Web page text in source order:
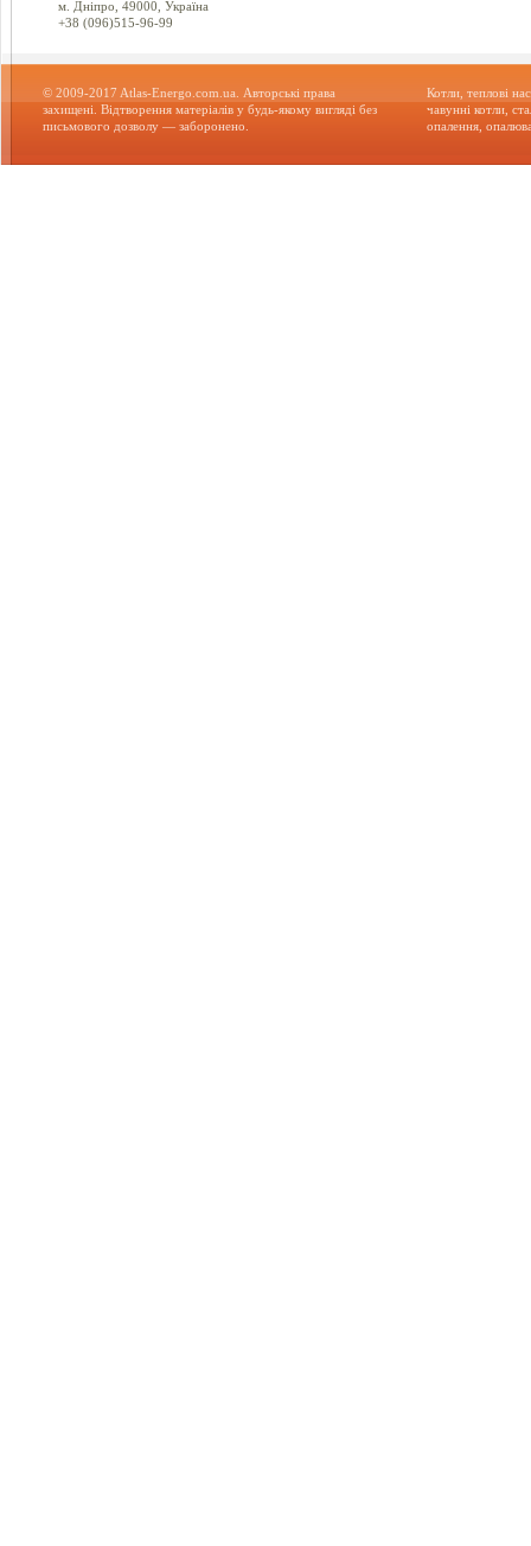
© 2009-2017 Atlas-Energo.com.ua. Авторські права
захищені. Відтворення матеріалів у будь-якому вигляді без
письмового дозволу — заборонено.
Котли, теплові
чавунні котли,
опалення,
м. Дніпро, 49000, Україна
+38 (096)515-96-99